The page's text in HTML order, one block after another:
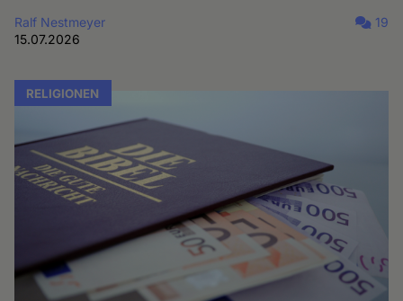
Ralf Nestmeyer
15.07.2026
19
RELIGIONEN